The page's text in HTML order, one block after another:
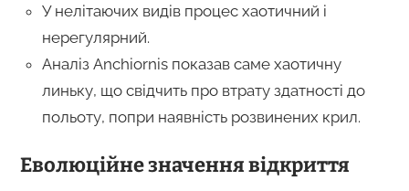
У нелітаючих видів процес хаотичний і
нерегулярний.
Аналіз Anchiornis показав саме хаотичну
линьку, що свідчить про втрату здатності до
польоту, попри наявність розвинених крил.
Еволюційне значення відкриття